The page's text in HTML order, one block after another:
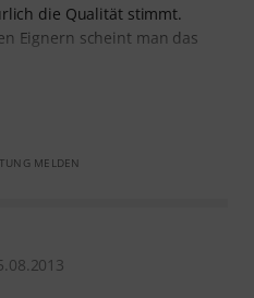
die Qualität stimmt.
Eignern scheint man das
MELDEN